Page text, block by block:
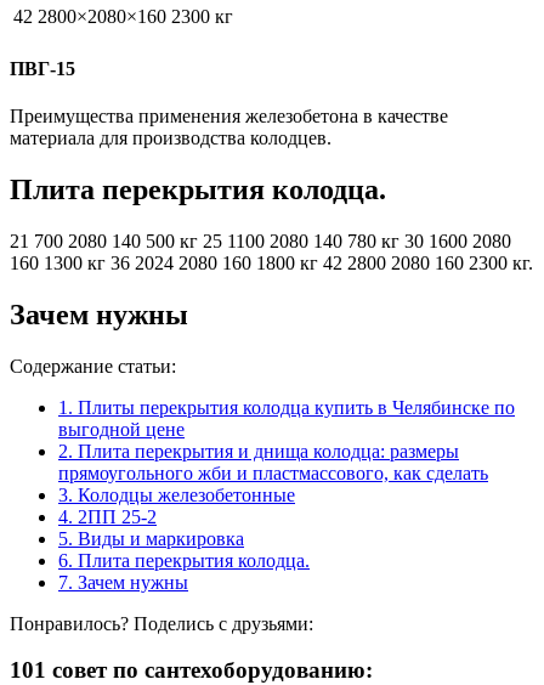
42 2800×2080×160 2300 кг
ПВГ-15
Преимущества применения железобетона в качестве
материала для производства колодцев.
Плита перекрытия колодца.
21 700 2080 140 500 кг 25 1100 2080 140 780 кг 30 1600 2080
160 1300 кг 36 2024 2080 160 1800 кг 42 2800 2080 160 2300 кг.
Зачем нужны
Содержание статьи:
1. Плиты перекрытия колодца купить в Челябинске по
выгодной цене
2. Плита перекрытия и днища колодца: размеры
прямоугольного жби и пластмассового, как сделать
3. Колодцы железобетонные
4. 2ПП 25-2
5. Виды и маркировка
6. Плита перекрытия колодца.
7. Зачем нужны
Понравилось? Поделись с друзьями:
101 совет по сантехоборудованию: